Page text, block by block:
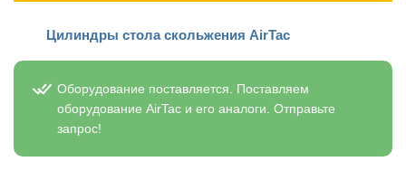
Цилиндры стола скольжения AirTac
Оборудование поставляется. Поставляем
оборудование AirTac и его аналоги. Отправьте
запрос!